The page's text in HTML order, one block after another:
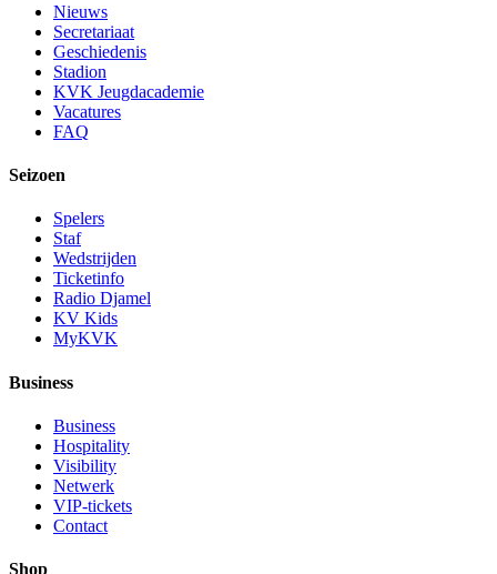
Nieuws
Secretariaat
Geschiedenis
Stadion
KVK Jeugdacademie
Vacatures
FAQ
Seizoen
Spelers
Staf
Wedstrijden
Ticketinfo
Radio Djamel
KV Kids
MyKVK
Business
Business
Hospitality
Visibility
Netwerk
VIP-tickets
Contact
Shop